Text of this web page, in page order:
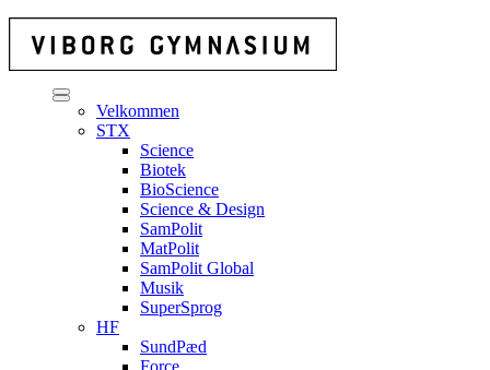
Velkommen
STX
Science
Biotek
BioScience
Science & Design
SamPolit
MatPolit
SamPolit Global
Musik
SuperSprog
HF
SundPæd
Force